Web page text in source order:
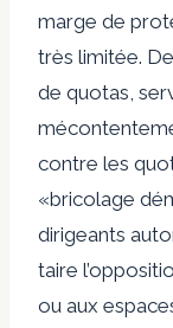
marge de
très limitée.
de quotas,
contre les
«bricolage
dirigeants
taire
ou aux